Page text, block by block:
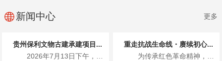
新闻中心 更多
贵州保利文物古建承建项目...
2026年7月13日下午，国家文物局革命文物司、贵州省文化和旅游厅...
重走抗战生命线・赓续初心...
为传承红色革命精神，7月1日，贵州保利文物古建有限公司党支部携手北...